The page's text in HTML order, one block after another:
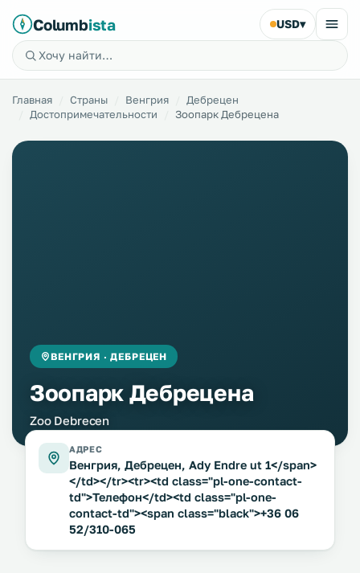
Columbista USD▾
Главная Страны Венгрия
Дебрецен
Достопримечательности
Зоопарк Дебрецена
ВЕНГРИЯ · ДЕБРЕЦЕН
Зоопарк Дебрецена
Zoo Debrecen
АДРЕС
Венгрия, Дебрецен, Ady Endre ut 1</span>
</td></tr><tr><td class="pl-one-contact-
td">Телефон</td><td class="pl-one-
contact-td"><span class="black">+36 06
52/310-065